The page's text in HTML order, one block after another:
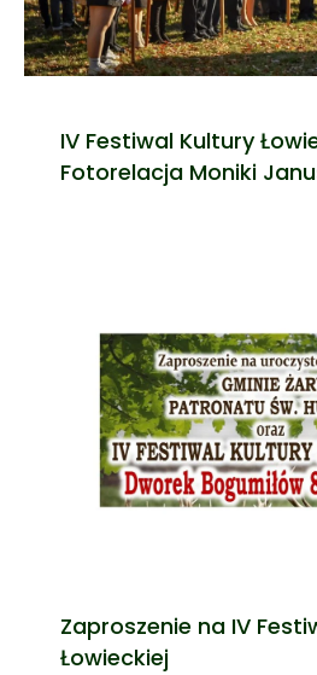
IV Festiwal Kultury
Fotorelacja Moniki
Zaproszenie na IV
Łowieckiej